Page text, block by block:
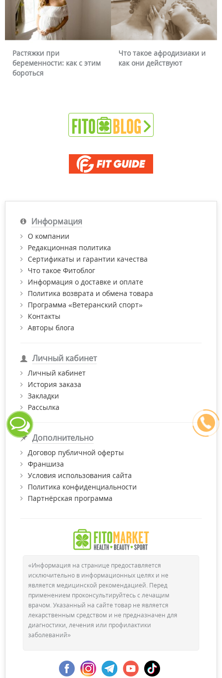
Что такое афродизиаки и
как они действуют
Почему краснеет лицо и
можно ли это убрать
Информация
О компании
Редакционная политика
Сертификаты и гарантии качества
Что такое Фитоблог
Информация о доставке и оплате
Политика возврата и обмена товара
Программа «Ветеранский спорт»
Контакты
Авторы блога
Личный кабинет
Личный кабинет
История заказа
Закладки
Рассылка
Дополнительно
Договор публичной оферты
Франшиза
Условия использования сайта
Политика конфиденциальности
Партнёрская программа
«Информация на странице предоставляется
исключительно в информационных целях и не
является медицинской рекомендацией. Перед
применением проконсультируйтесь с лечащим
врачом. Указанный на сайте товар не является
лекарственным средством и не предназначен для
диагностики, лечения или профилактики
заболеваний»